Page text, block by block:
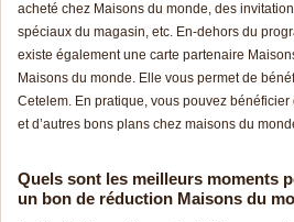
acheté chez Maisons du monde, des
spéciaux du magasin, etc. En-dehors du
existe également une carte partenaire
Maisons du monde. Elle vous permet de
Cetelem. En pratique, vous pouvez
et d’autres bons plans chez maisons du
Quels sont les meilleurs moments
un bon de réduction Maisons du